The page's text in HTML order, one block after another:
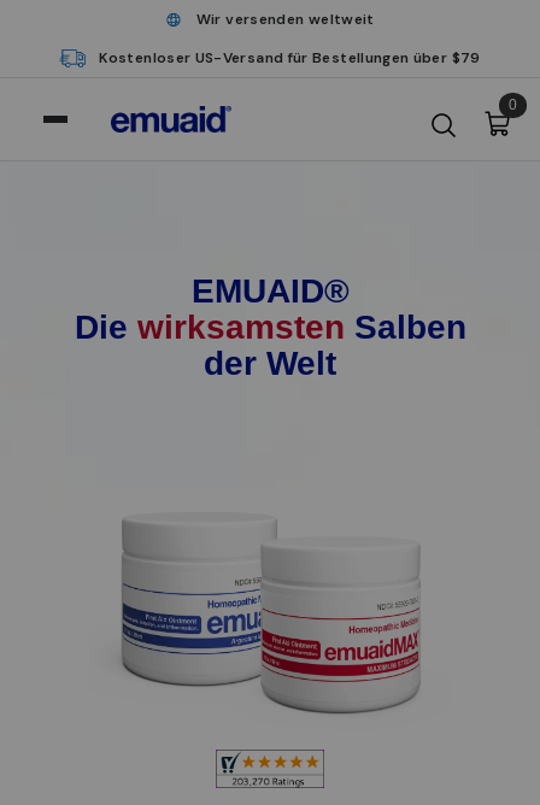
Wir versenden weltweit
Kostenloser US-Versand für Bestellungen über $79
0
EMUAID®
Die wirksamsten Salben
der Welt